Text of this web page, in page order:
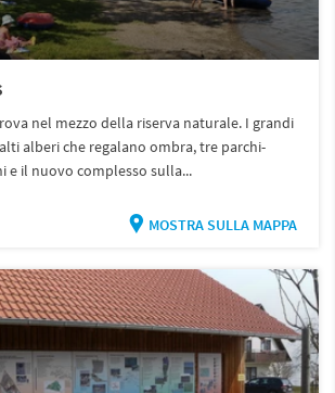
nel mezzo della riserva naturale. I grandi
alberi che regalano ombra, tre parchi-
e il nuovo complesso sulla...
MOSTRA SULLA MAPPA